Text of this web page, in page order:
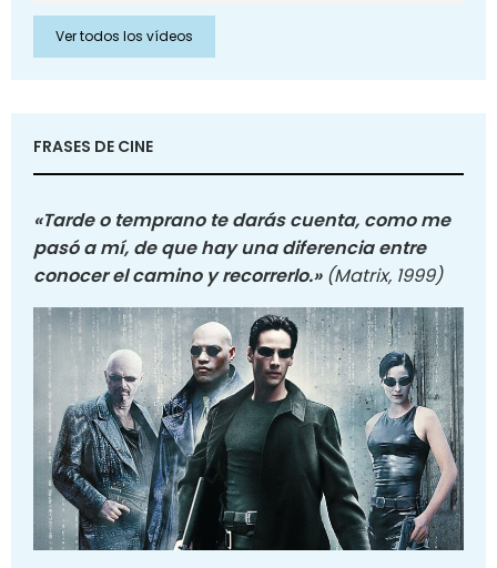
Ver todos los vídeos
FRASES DE CINE
«Tarde o temprano te darás cuenta, como me
pasó a mí, de que hay una diferencia entre
conocer el camino y recorrerlo.» (Matrix, 1999)